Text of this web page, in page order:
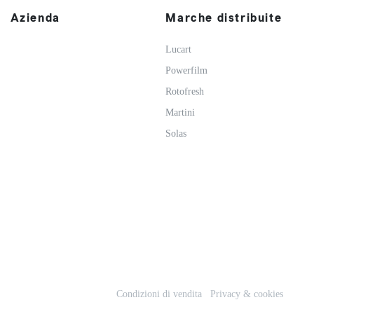
Azienda Marche distribuite
Lucart
Powerfilm
Rotofresh
Martini
Solas
Condizioni di vendita Privacy & cookies